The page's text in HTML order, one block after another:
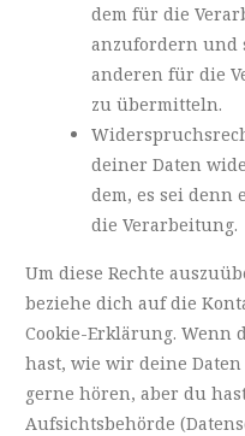
dem für die
anzufordern und
anderen für die
zu übermitteln.
deiner Daten
dem, es sei denn
die Verarbeitung.
Um diese Rechte
beziehe dich auf die
Cookie-Erklärung. Wenn
hast, wie wir deine
gerne hören, aber du
Aufsichtsbehörde